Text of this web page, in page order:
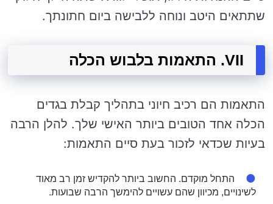
שתתאים היטב ונוחה ללבישה ביום חתונתך.
VII. התאמות בלבוש הכלה
התאמות הם רכיב חיוני בתהליך קבלת בגדים
הכלה אחד הטובים ביותר האישי שלך. להלן הרבה
בעיות שכדאי לזכור בעת סיים התאמות:
התחל מוקדם. החשוב ביותר להקדיש זמן רב מאוד
לשינויים, מכיוון שהם עשויים להימשך הרבה שבועות.